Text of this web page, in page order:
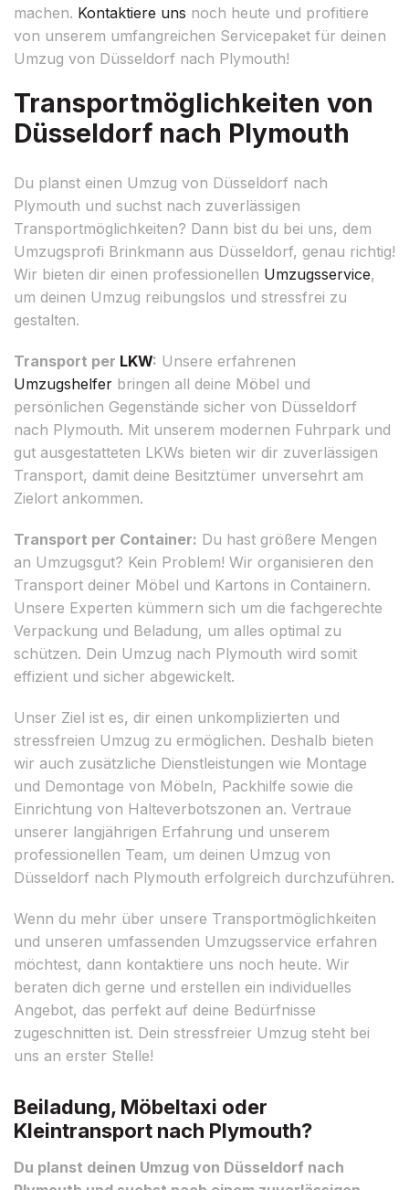
machen. Kontaktiere uns noch heute und profitiere
von unserem umfangreichen Servicepaket für deinen
Umzug von Düsseldorf nach Plymouth!
Transportmöglichkeiten von
Düsseldorf nach Plymouth
Du planst einen Umzug von Düsseldorf nach
Plymouth und suchst nach zuverlässigen
Transportmöglichkeiten? Dann bist du bei uns, dem
Umzugsprofi Brinkmann aus Düsseldorf, genau richtig!
Wir bieten dir einen professionellen Umzugsservice,
um deinen Umzug reibungslos und stressfrei zu
gestalten.
Transport per LKW: Unsere erfahrenen
Umzugshelfer bringen all deine Möbel und
persönlichen Gegenstände sicher von Düsseldorf
nach Plymouth. Mit unserem modernen Fuhrpark und
gut ausgestatteten LKWs bieten wir dir zuverlässigen
Transport, damit deine Besitztümer unversehrt am
Zielort ankommen.
Transport per Container: Du hast größere Mengen
an Umzugsgut? Kein Problem! Wir organisieren den
Transport deiner Möbel und Kartons in Containern.
Unsere Experten kümmern sich um die fachgerechte
Verpackung und Beladung, um alles optimal zu
schützen. Dein Umzug nach Plymouth wird somit
effizient und sicher abgewickelt.
Unser Ziel ist es, dir einen unkomplizierten und
stressfreien Umzug zu ermöglichen. Deshalb bieten
wir auch zusätzliche Dienstleistungen wie Montage
und Demontage von Möbeln, Packhilfe sowie die
Einrichtung von Halteverbotszonen an. Vertraue
unserer langjährigen Erfahrung und unserem
professionellen Team, um deinen Umzug von
Düsseldorf nach Plymouth erfolgreich durchzuführen.
Wenn du mehr über unsere Transportmöglichkeiten
und unseren umfassenden Umzugsservice erfahren
möchtest, dann kontaktiere uns noch heute. Wir
beraten dich gerne und erstellen ein individuelles
Angebot, das perfekt auf deine Bedürfnisse
zugeschnitten ist. Dein stressfreier Umzug steht bei
uns an erster Stelle!
Beiladung, Möbeltaxi oder
Kleintransport nach Plymouth?
Du planst deinen Umzug von Düsseldorf nach